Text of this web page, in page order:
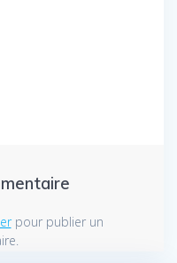
pour publier un